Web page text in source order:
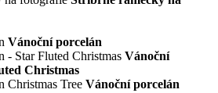
Vánoční porcelán
Vánoční
Christmas
Vánoční porcelán